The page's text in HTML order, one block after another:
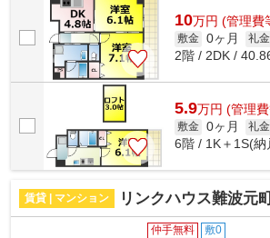
10万円 (管理費
敷金 0ヶ月 礼金
2階 / 2DK /
5.9万円 (管理
敷金 0ヶ月 礼金
6階 / 1K＋1S(納
賃貸 | マンション リンクハウス難波元町 仲
仲手無料 敷0